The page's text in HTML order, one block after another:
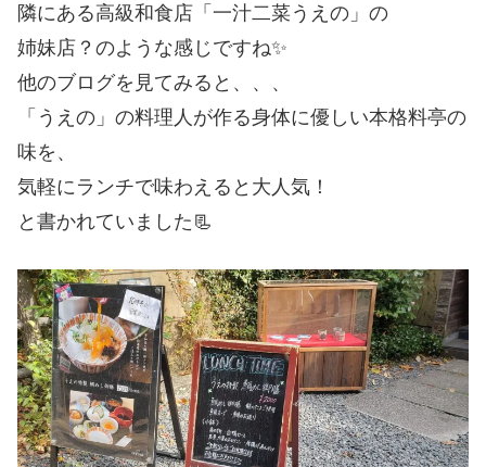
隣にある高級和食店「一汁二菜うえの」の
姉妹店？のような感じですね✨
他のブログを見てみると、、、
「うえの」の料理人が作る身体に優しい本格料亭の
味を、
気軽にランチで味わえると大人気！
と書かれていました📃